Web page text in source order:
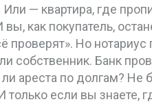
— квартира, где
как покупатель,
Но
собственник. Банк
ареста по долгам? Не
если вы знаете,